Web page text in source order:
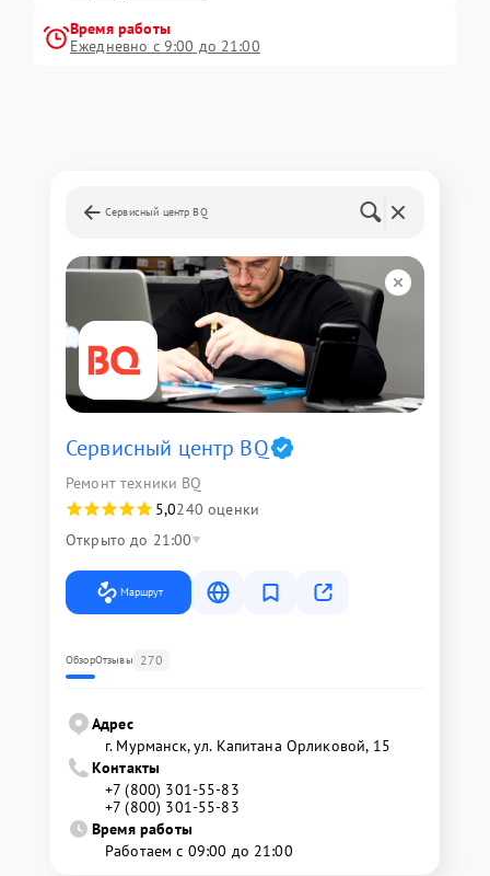
Время работы
Ежедневно с 9:00 до 21:00
Сервисный центр BQ
Сервисный центр BQ
Ремонт техники BQ
5,0240 оценки
Открыто до 21:00
Маршрут
ОбзорОтзывы 270
Адрес
г. Мурманск, ул. Капитана Орликовой, 15
Контакты
+7 (800) 301-55-83
+7 (800) 301-55-83
Время работы
Работаем с 09:00 до 21:00